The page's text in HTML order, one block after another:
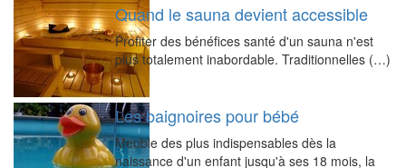
Quand le sauna devient accessible
Profiter des bénéfices santé d'un sauna n'est
plus totalement inabordable. Traditionnelles (…)
Les baignoires pour bébé
Meuble des plus indispensables dès la
naissance d'un enfant jusqu'à ses 18 mois, la